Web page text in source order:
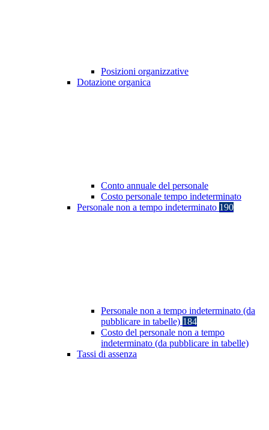
Posizioni organizzative
Dotazione organica
Conto annuale del personale
Costo personale tempo indeterminato
Personale non a tempo indeterminato 190
Personale non a tempo indeterminato (da
pubblicare in tabelle) 184
Costo del personale non a tempo
indeterminato (da pubblicare in tabelle)
Tassi di assenza